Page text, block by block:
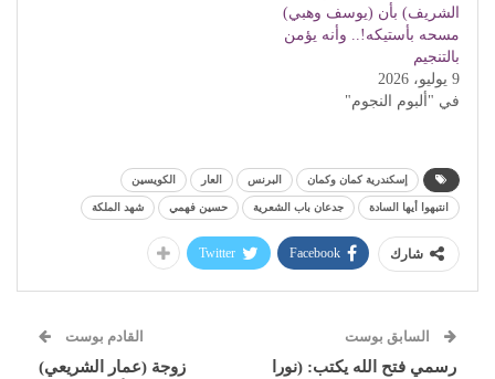
الشريف) بأن (يوسف وهبي)
مسحه بأستيكه!.. وأنه يؤمن
بالتنجيم
9 يوليو، 2026
في "ألبوم النجوم"
إسكندرية كمان وكمان البرنس العار الكويسين
انتبهوا أيها السادة جدعان باب الشعرية حسين فهمي شهد الملكة
شارك Facebook
Twitter
السابق بوست
رسمي فتح الله يكتب: (نورا
القادم بوست
زوجة (عمار الشريعي)